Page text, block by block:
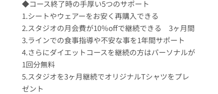
◆コース終了時の手厚い5つのサポート
1.シートやウェアーをお安く再購入できる
2.スタジオの月会費が10％offで継続できる 3ヶ月間
3.ラインでの食事指導や不安な事を1年間サポート
4.さらにダイエットコースを継続の方はパーソナルが
1回分無料
5.スタジオを3ヶ月継続でオリジナルTシャツをプレ
ゼント